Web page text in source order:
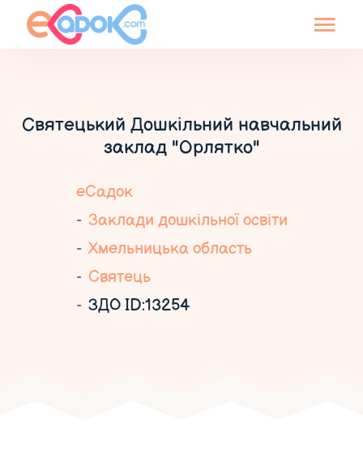
Святецький Дошкільний навчальний
заклад "Орлятко"
еСадок
Заклади дошкільної освіти
Хмельницька область
Святець
ЗДО ID:13254